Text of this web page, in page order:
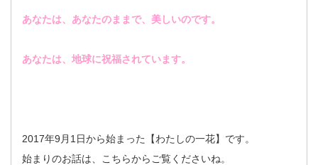
あなたは、あなたのままで、美しいのです。
あなたは、地球に祝福されています。
2017年9月1日から始まった【わたしの一花】です。
始まりのお話は、こちらからご覧くださいね。